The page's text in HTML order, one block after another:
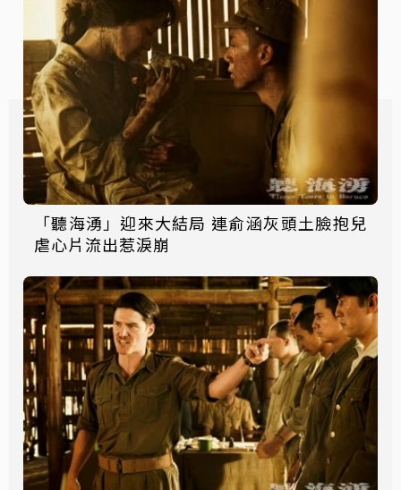
「聽海湧」迎來大結局 連俞涵灰頭土臉抱兒
虐心片流出惹淚崩